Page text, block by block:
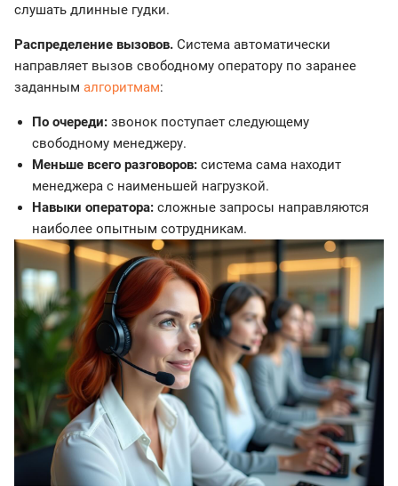
слушать длинные гудки.
Распределение вызовов. Система автоматически
направляет вызов свободному оператору по заранее
заданным алгоритмам:
По очереди: звонок поступает следующему
свободному менеджеру.
Меньше всего разговоров: система сама находит
менеджера с наименьшей нагрузкой.
Навыки оператора: сложные запросы направляются
наиболее опытным сотрудникам.